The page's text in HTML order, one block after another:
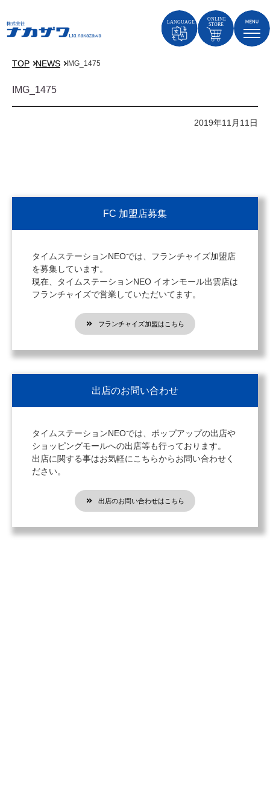
TOP NEWS IMG_1475
IMG_1475
2019年11月11日
FC 加盟店募集
タイムステーションNEOでは、フランチャイズ加盟店
を募集しています。
現在、タイムステーションNEO イオンモール出雲店は
フランチャイズで営業していただいてます。
フランチャイズ加盟はこちら
出店のお問い合わせ
タイムステーションNEOでは、ポップアップの出店や
ショッピングモールへの出店等も行っております。
出店に関する事はお気軽にこちらからお問い合わせく
ださい。
出店のお問い合わせはこちら